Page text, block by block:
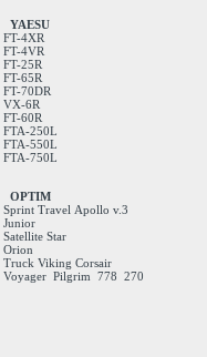
YAESU
FT-4XR
FT-4VR
FT-25R
FT-65R
FT-70DR
VX-6R
FT-60R
FTA-250L
FTA-550L
FTA-750L
OPTIM
Sprint Travel Apollo v.3
Junior
Satellite Star
Orion
Truck Viking Corsair
Voyager Pilgrim 778 270